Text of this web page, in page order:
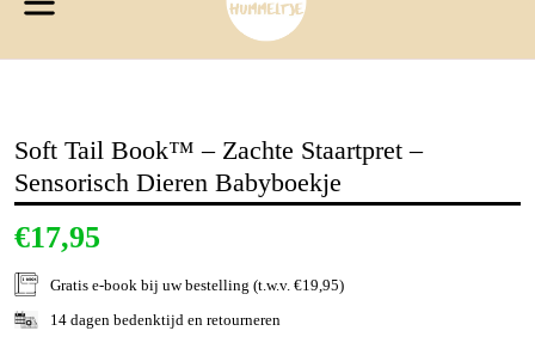
Soft Tail Book™ – Zachte Staartpret –
Sensorisch Dieren Babyboekje
€17,95
Gratis e-book bij uw bestelling (t.w.v. €19,95)
14 dagen bedenktijd en retourneren